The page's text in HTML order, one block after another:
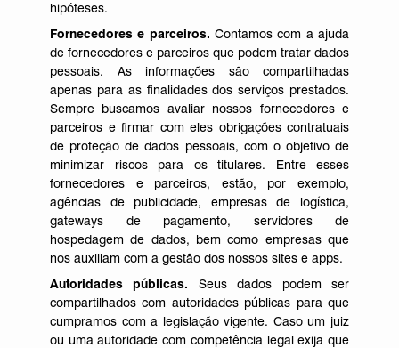
hipóteses.
Fornecedores e parceiros. Contamos com a ajuda
de fornecedores e parceiros que podem tratar dados
pessoais. As informações são compartilhadas
apenas para as finalidades dos serviços prestados.
Sempre buscamos avaliar nossos fornecedores e
parceiros e firmar com eles obrigações contratuais
de proteção de dados pessoais, com o objetivo de
minimizar riscos para os titulares. Entre esses
fornecedores e parceiros, estão, por exemplo,
agências de publicidade, empresas de logística,
gateways de pagamento, servidores de
hospedagem de dados, bem como empresas que
nos auxiliam com a gestão dos nossos sites e apps.
Autoridades públicas. Seus dados podem ser
compartilhados com autoridades públicas para que
cumpramos com a legislação vigente. Caso um juiz
ou uma autoridade com competência legal exija que